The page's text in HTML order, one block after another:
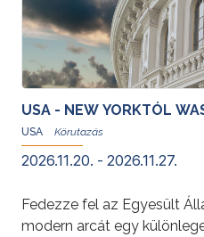
USA - NEW YORKTÓL
USA
2026.11.20. - 2026.11.27.
Fedezze fel az Egyesült
modern arcát egy